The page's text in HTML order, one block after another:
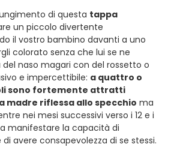
di questa tappa
un piccolo divertente
il vostro bambino davanti a uno
colorato senza che lui se ne
naso magari con del rossetto o
e impercettibile: a quattro o
sono fortemente attratti
madre riflessa allo specchio ma
nei mesi successivi verso i 12 e i
manifestare la capacità di
avere consapevolezza di se stessi.